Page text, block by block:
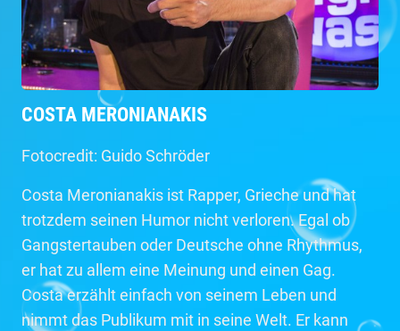
COSTA MERONIANAKIS
Fotocredit: Guido Schröder
Costa Meronianakis ist Rapper, Grieche und hat
trotzdem seinen Humor nicht verloren. Egal ob
Gangstertauben oder Deutsche ohne Rhythmus,
er hat zu allem eine Meinung und einen Gag.
Costa erzählt einfach von seinem Leben und
nimmt das Publikum mit in seine Welt. Er kann